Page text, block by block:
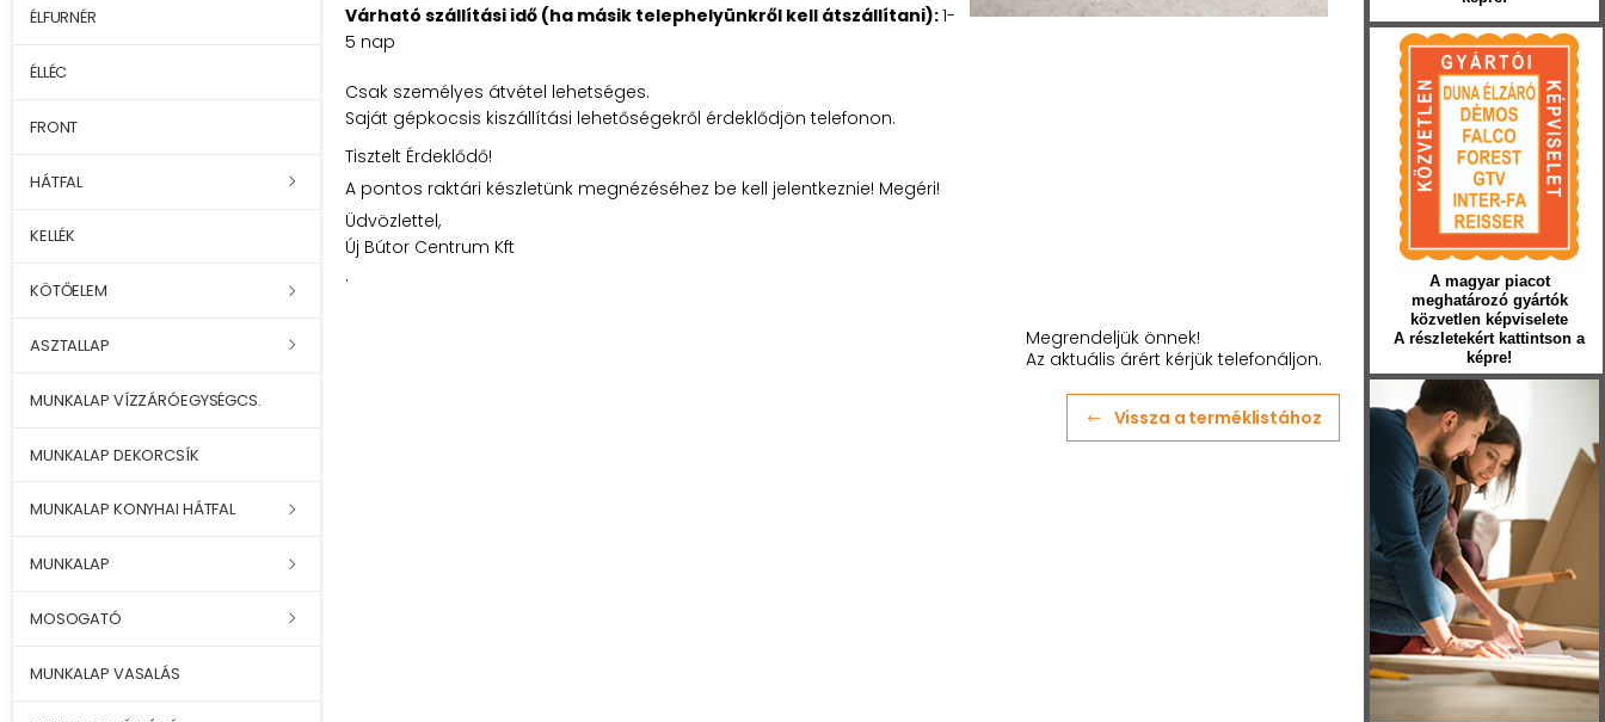
ÉLFURNÉR
ÉLLÉC
FRONT
HÁTFAL
KELLÉK
KÖTŐELEM
ASZTALLAP
MUNKALAP VÍZZÁRÓEGYSÉGCS.
MUNKALAP DEKORCSÍK
MUNKALAP KONYHAI HÁTFAL
MUNKALAP
MOSOGATÓ
MUNKALAP VASALÁS
Várható szállítási idő (ha másik telephelyünkről kell átszállítani):1-
5 nap
Csak személyes átvétel lehetséges.
Saját gépkocsis kiszállítási lehetőségekről érdeklődjön telefonon.
Tisztelt Érdeklődő!
A pontos raktári készletünk megnézéséhez be kell jelentkeznie! Megéri!
Üdvözlettel,
Új Bútor Centrum Kft
.
Megrendeljük önnek!
Az aktuális árért kérjük telefonáljon.
Vissza a terméklistához
A magyar piacot
meghatározó gyártók
közvetlen képviselete
A részletekért kattintson a
képre!